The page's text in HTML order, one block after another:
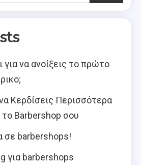
για να ανοίξεις το πρώτο
Κερδίσεις Περισσότερα
Barbershop σου
σε barbershops!
για barbershops